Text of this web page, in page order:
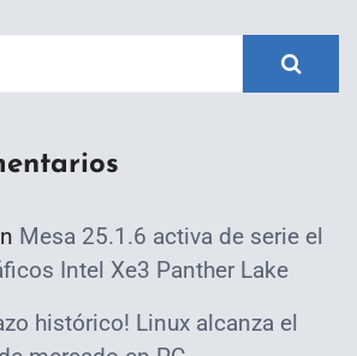
Mesa 25.1.6 activa de serie el
Intel Xe3 Panther Lake
histórico! Linux alcanza el